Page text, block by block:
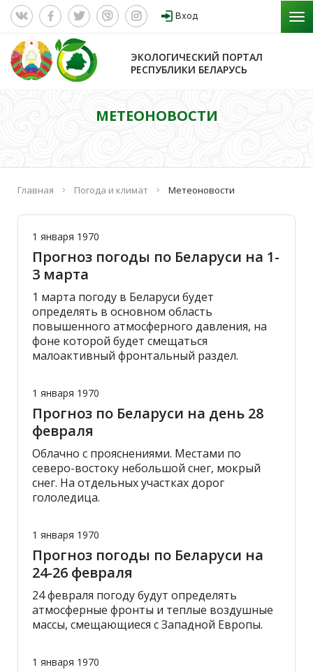
Вход
ЭКОЛОГИЧЕСКИЙ ПОРТАЛ
РЕСПУБЛИКИ БЕЛАРУСЬ
МЕТЕОНОВОСТИ
Главная Погода и климат Метеоновости
1 января 1970
Прогноз погоды по Беларуси на 1-
3 марта
1 марта погоду в Беларуси будет
определять в основном область
повышенного атмосферного давления, на
фоне которой будет смещаться
малоактивный фронтальный раздел.
1 января 1970
Прогноз по Беларуси на день 28
февраля
Облачно с прояснениями. Местами по
северо-востоку небольшой снег, мокрый
снег. На отдельных участках дорог
гололедица.
1 января 1970
Прогноз погоды по Беларуси на
24-26 февраля
24 февраля погоду будут определять
атмосферные фронты и теплые воздушные
массы, смещающиеся с Западной Европы.
1 января 1970